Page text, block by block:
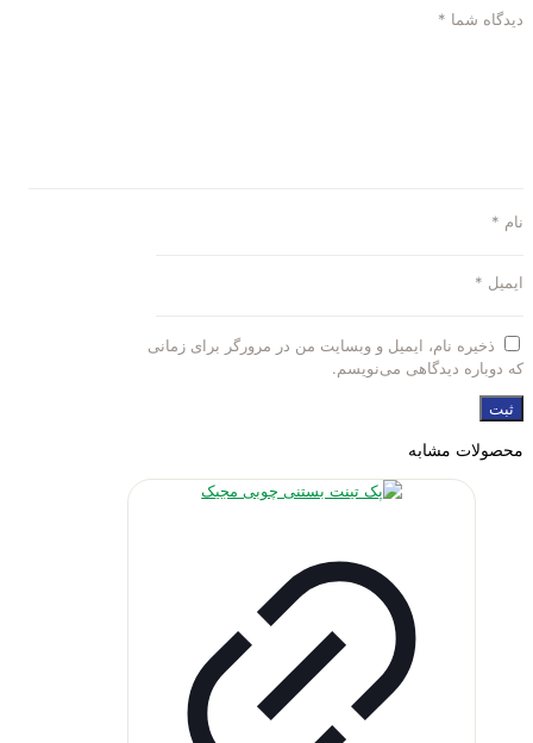
دیدگاه شما *
نام *
ایمیل *
ذخیره نام، ایمیل و وبسایت من در مرورگر برای زمانی
که دوباره دیدگاهی می‌نویسم.
محصولات مشابه